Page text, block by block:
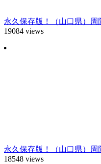
永久保存版！（山口県）周
19084 views
永久保存版！（山口県）周
18548 views